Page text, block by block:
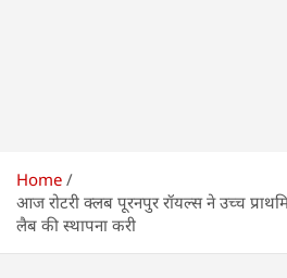
Home
आज रोटरी क्लब पूरनपुर रॉयल्स ने उच्च
लैब की स्थापना करी